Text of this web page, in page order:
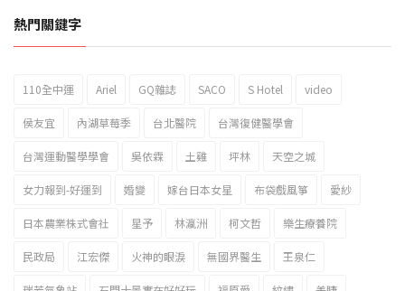
2023新北市北海岸國際風箏節「風在石起」霸氣回歸
熱門關鍵字
110全中運 Ariel GQ雜誌 SACO S Hotel video
侯友宜 內湖草莓季 台北醫院 台灣復健醫學會
台灣運動醫學學會 吳依霖 土雞 坪林 天空之城
女力報到-好運到 婚變 嫁台日本女星 布袋戲風箏 愛紗
日本農業株式會社 星予 林瀛洲 柯文哲 樂生療養院
民政局 江宏傑 火神的眼淚 無國界醫生 王泉仁